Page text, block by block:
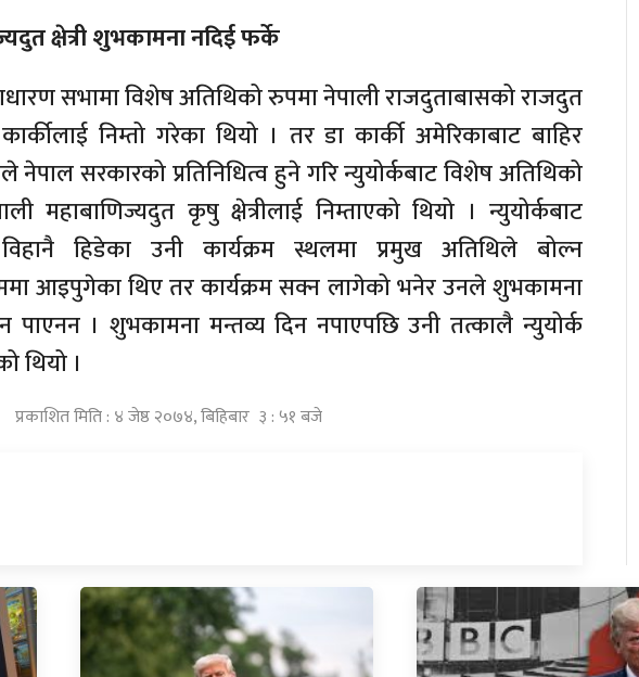
क्षेत्री शुभकामना नदिई फर्के
सभामा विशेष अतिथिको रुपमा नेपाली राजदुताबासको राजदुत
निम्तो गरेका थियो । तर डा कार्की अमेरिकाबाट बाहिर
सरकारको प्रतिनिधित्व हुने गरि न्युयोर्कबाट विशेष अतिथिको
महाबाणिज्यदुत कृषु क्षेत्रीलाई निम्ताएको थियो । न्युयोर्कबाट
हिडेका उनी कार्यक्रम स्थलमा प्रमुख अतिथिले बोल्न
आइपुगेका थिए तर कार्यक्रम सक्न लागेको भनेर उनले शुभकामना
पाएनन । शुभकामना मन्तव्य दिन नपाएपछि उनी तत्कालै न्युयोर्क
थियो ।
प्रकाशित मिति : ४ जेष्ठ २०७४, बिहिबार ३ : ५१ बजे